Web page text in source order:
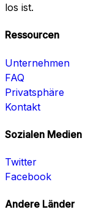
los ist.
Ressourcen
Unternehmen
FAQ
Privatsphäre
Kontakt
Sozialen Medien
Twitter
Facebook
Andere Länder